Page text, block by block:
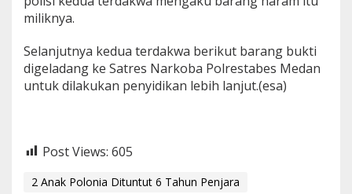
miliknya.
Selanjutnya kedua terdakwa berikut barang bukti
digeladang ke Satres Narkoba Polrestabes Medan
untuk dilakukan penyidikan lebih lanjut.(esa)
Post Views: 605
2 Anak Polonia Dituntut 6 Tahun Penjara